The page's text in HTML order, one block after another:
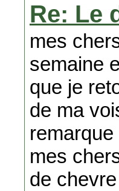
Re: Le
mes
semaine
que je
de ma
mes
de